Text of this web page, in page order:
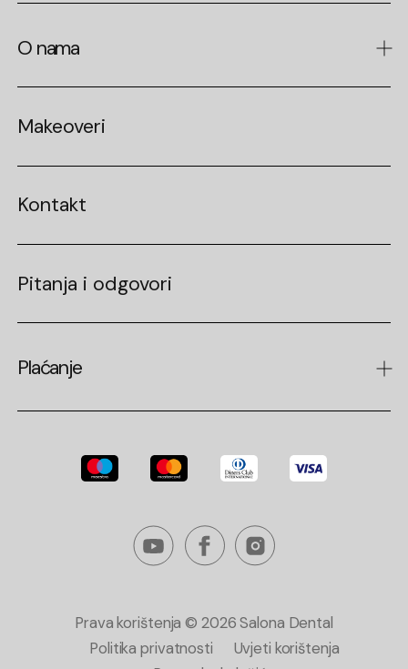
Ljuskice (veneers)
Zubni implantati
Zigomatični i pterigoidni implantati
Fiksna ortodoncija
Clear Correct
Opća stomatologija
Svjesna sedacija
O nama
Laboratorij
Stručni tim
Karijere
Makeoveri
Kontakt
Pitanja i odgovori
Plaćanje
Prava korištenja © 2026Salona Dental
Politika privatnosti
Uvjeti korištenja